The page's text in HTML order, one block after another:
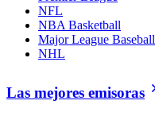
NFL
NBA Basketball
Major League Baseball
NHL
Las mejores emisoras